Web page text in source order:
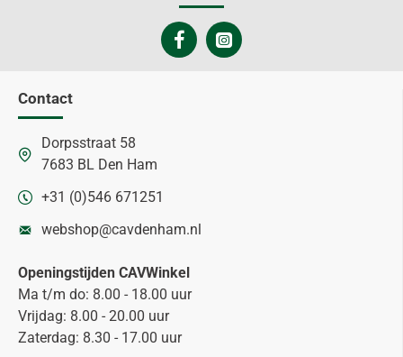
Contact
Dorpsstraat 58
7683 BL Den Ham
+31 (0)546 671251
webshop@cavdenham.nl
Openingstijden CAVWinkel
Ma t/m do: 8.00 - 18.00 uur
Vrijdag: 8.00 - 20.00 uur
Zaterdag: 8.30 - 17.00 uur